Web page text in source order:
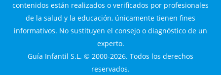
contenidos están realizados o verificados por profesionales
de la salud y la educación, únicamente tienen fines
informativos. No sustituyen el consejo o diagnóstico de un
experto.
Guía Infantil S.L. © 2000-2026. Todos los derechos
reservados.